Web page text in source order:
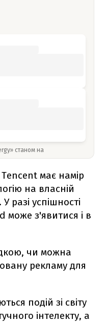
станом на
Tencent має намір
на власній
разі успішності
може з'явитися і в
чи можна
рекламу для
подій зі світу
інтелекту, а